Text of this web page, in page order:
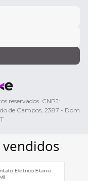
reservados. CNPJ:
de Campos, 2387 - Dom